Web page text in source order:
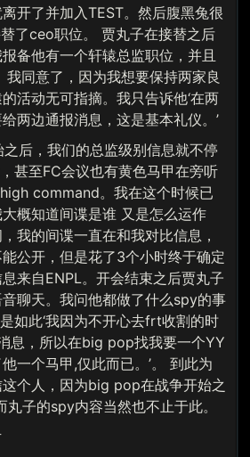
开了并加入TEST。然后腹黑兔很
了ceo职位。 贾丸子在接替之后
备他有一个轩辕总监职位，并且
同意了，因为我想要保持两家良
活动无可指摘。我只告诉他‘在两
两边通报消息，这是基本礼仪。’
后，我们的总监级别信息就不停
甚至FC会议也有黄色马甲在旁听
command。我在这个时候已
概知道间谍是谁 又是怎么运作
我的间谍一直在和我对比信息，
公开，但是花了3个小时终于确定
来自ENPL。开会结束之后贾丸子
聊天。我问他都做了什么spy的事
如此‘我因为不开心去frt收割的时
息，所以在big pop找我要一个YY
一个马甲,仅此而已。’。 到此为
个人，因为big pop在战争开始之
子的spy内容当然也不止于此。